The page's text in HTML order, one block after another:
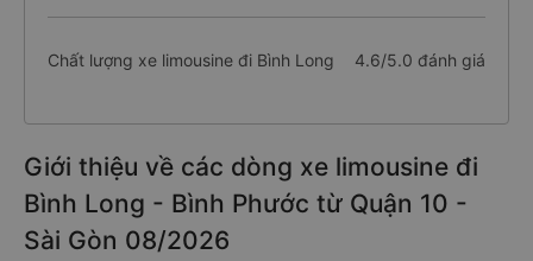
Chất lượng xe limousine đi Bình Long 4.6/5.0 đánh giá
Giới thiệu về các dòng xe limousine đi
Bình Long - Bình Phước từ Quận 10 -
Sài Gòn 08/2026